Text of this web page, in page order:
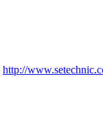
http://